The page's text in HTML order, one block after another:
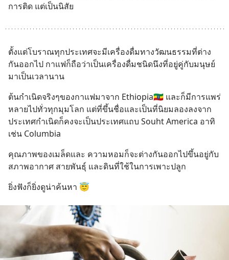
การติด แต่เป็นนิสัย
ตั้งแต่โบราณทุกประเทศจะมีเครื่องดื่มทางวัฒนธรรมที่ต่าง
กันออกไป กาแฟก็ถือว่าเป็นเครื่องดื่มชนิดนึงที่อยู่คู่กับมนุษย์
มาเป็นเวลานาน
ต้นกำเนิดจริงๆของกาแฟมาจาก Ethiopia🇪🇹 และก็มีการแพร่
หลายไปทั่วทุกมุมโลก แต่ที่ขึ้นชื่อและเป็นที่นิยมลองลงจาก
ประเทศกำเนิดก็คงจะเป็นประเทศแถบ Souht America อาทิ
เช่น Columbia
คุณภาพของเมล็ดและ ความหอมก็จะต่างกันออกไปขึ้นอยู่กับ
สภาพอากาศ สายพันธุ์ และดินที่ใช้ในการเพาะปลูก
ยิ่งฟังก็ยิ่งดูน่าค้นหา 😇